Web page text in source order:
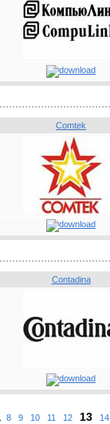
Comtek
Contadina
8 9 10 11 12 13 14